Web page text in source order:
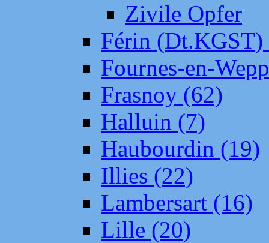
Zivile Opfer
Férin (Dt.KGST)
Fournes-en-
Frasnoy (62)
Halluin (7)
Haubourdin (19)
Illies (22)
Lambersart (16)
Lille (20)